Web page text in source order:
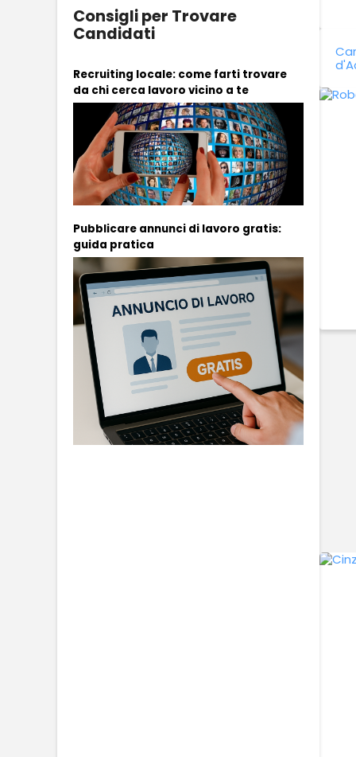
Consigli per Trovare
Candidati
Recruiting locale: come farti trovare
da chi cerca lavoro vicino a te
Pubblicare annunci di lavoro gratis:
guida pratica